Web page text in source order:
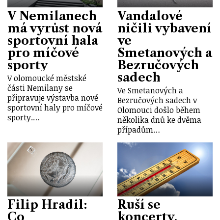
V Nemilanech
má vyrůst nová
sportovní hala
pro míčové
sporty
V olomoucké městské
části Nemilany se
připravuje výstavba nové
sportovní haly pro míčové
sporty.…
Vandalové
ničili vybavení
ve
Smetanových a
Bezručových
sadech
Ve Smetanových a
Bezručových sadech v
Olomouci došlo během
několika dnů ke dvěma
případům…
Filip Hradil:
Co
Ruší se
koncerty,